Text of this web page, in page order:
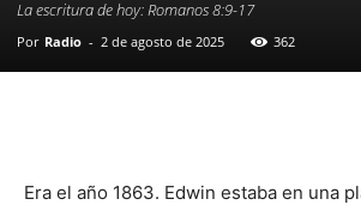
La escritura de hoy: Romanos 8:9-17
Por Radio - 2 de agosto de 2025 362
Era el año 1863. Edwin estaba en una